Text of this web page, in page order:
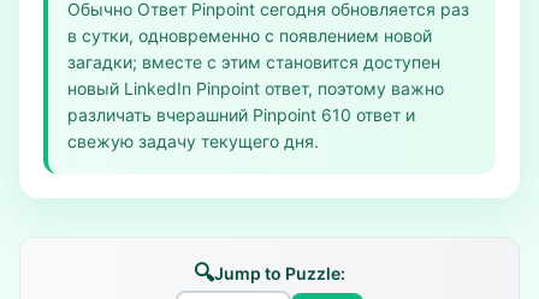
Обычно Ответ Pinpoint сегодня обновляется раз
в сутки, одновременно с появлением новой
загадки; вместе с этим становится доступен
новый LinkedIn Pinpoint ответ, поэтому важно
различать вчерашний Pinpoint 610 ответ и
свежую задачу текущего дня.
🔍Jump to Puzzle: